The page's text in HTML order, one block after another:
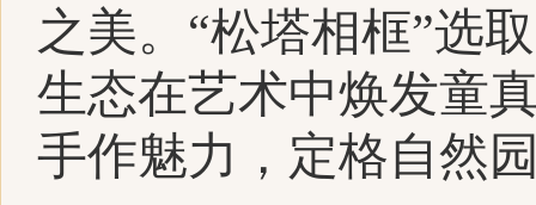
之美。“松塔相框”选
生态在艺术中焕发童
手作魅力，定格自然